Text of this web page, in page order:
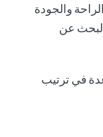
والجودة
البحث عن
في ترتيب